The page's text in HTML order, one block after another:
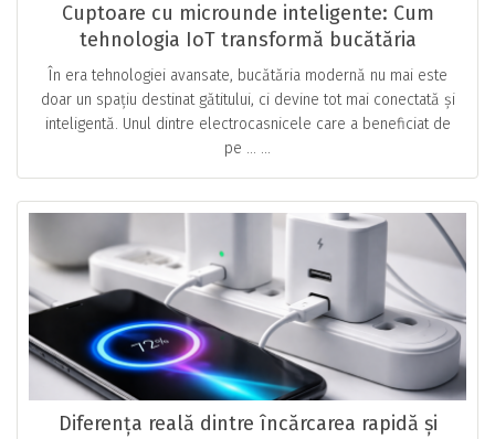
Cuptoare cu microunde inteligente: Cum
tehnologia IoT transformă bucătăria
modernă
În era tehnologiei avansate, bucătăria modernă nu mai este
doar un spațiu destinat gătitului, ci devine tot mai conectată și
inteligentă. Unul dintre electrocasnicele care a beneficiat de
pe … ...
Diferența reală dintre încărcarea rapidă și